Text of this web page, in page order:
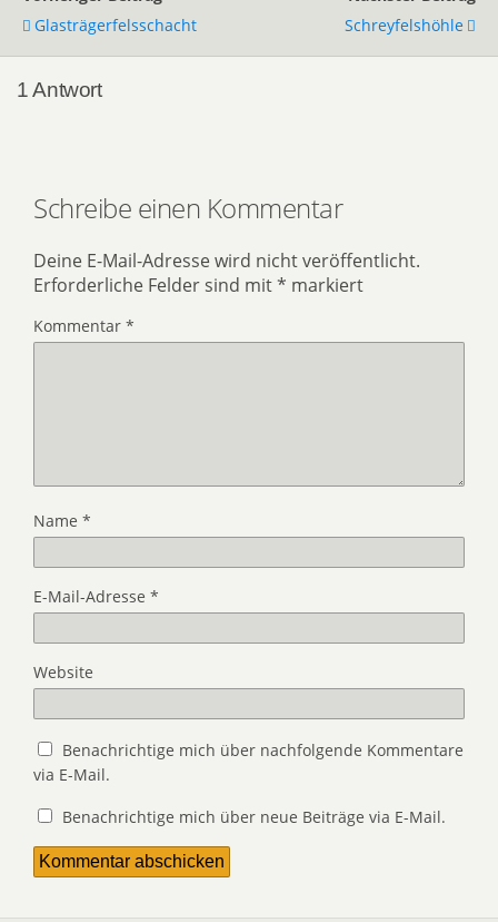
Glasträgerfelsschacht
Schreyfelshöhle
1 Antwort
Schreibe einen Kommentar
Deine E-Mail-Adresse wird nicht veröffentlicht.
Erforderliche Felder sind mit* markiert
Kommentar *
Name *
E-Mail-Adresse *
Website
Benachrichtige mich über nachfolgende Kommentare
via E-Mail.
Benachrichtige mich über neue Beiträge via E-Mail.